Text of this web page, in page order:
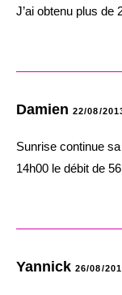
J’ai obtenu plus de
Damien 22/08/
Sunrise continue
14h00 le débit de
Yannick 26/08/